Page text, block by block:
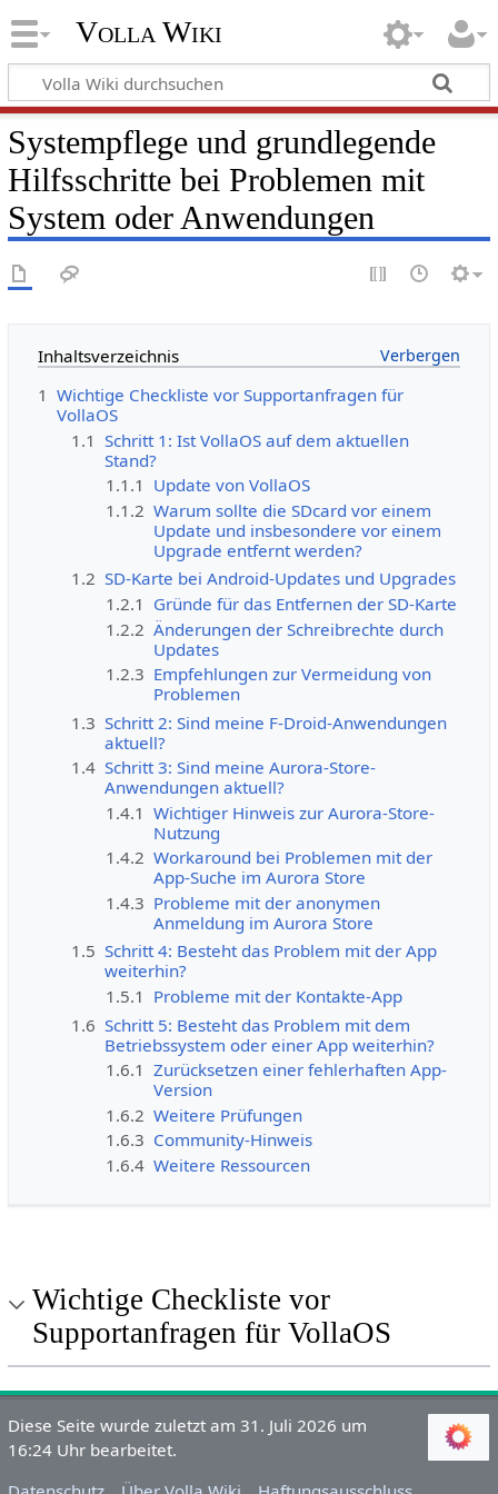
Volla Wiki
Systempflege und grundlegende
Hilfsschritte bei Problemen mit
System oder Anwendungen
Inhaltsverzeichnis
1 Wichtige Checkliste vor Supportanfragen für
VollaOS
1.1 Schritt 1: Ist VollaOS auf dem aktuellen
Stand?
1.1.1 Update von VollaOS
1.1.2 Warum sollte die SDcard vor einem
Update und insbesondere vor einem
Upgrade entfernt werden?
1.2 SD-Karte bei Android-Updates und Upgrades
1.2.1 Gründe für das Entfernen der SD-Karte
1.2.2 Änderungen der Schreibrechte durch
Updates
1.2.3 Empfehlungen zur Vermeidung von
Problemen
1.3 Schritt 2: Sind meine F-Droid-Anwendungen
aktuell?
1.4 Schritt 3: Sind meine Aurora-Store-
Anwendungen aktuell?
1.4.1 Wichtiger Hinweis zur Aurora-Store-
Nutzung
1.4.2 Workaround bei Problemen mit der
App-Suche im Aurora Store
1.4.3 Probleme mit der anonymen
Anmeldung im Aurora Store
1.5 Schritt 4: Besteht das Problem mit der App
weiterhin?
1.5.1 Probleme mit der Kontakte-App
1.6 Schritt 5: Besteht das Problem mit dem
Betriebssystem oder einer App weiterhin?
1.6.1 Zurücksetzen einer fehlerhaften App-
Version
1.6.2 Weitere Prüfungen
1.6.3 Community-Hinweis
1.6.4 Weitere Ressourcen
Wichtige Checkliste vor
Supportanfragen für VollaOS
Diese Seite wurde zuletzt am 31. Juli 2026 um
16:24 Uhr bearbeitet.